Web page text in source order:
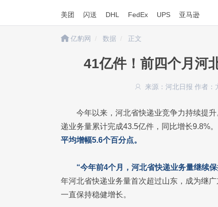
美团 闪送 DHL FedEx UPS 亚马逊
亿豹网 数据 正文
41亿件！前四个月河
来源：河北日报 作者：
今年以来，河北省快递业竞争力持续提
递业务量累计完成43.5亿件，同比增长9.8%。
平均增幅5.6个百分点。
“今年前4个月，河北省快递业务量继续
年河北省快递业务量首次超过山东，成为继
一直保持稳健增长。